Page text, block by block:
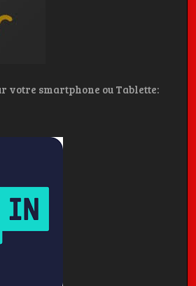
votre smartphone ou Tablette: